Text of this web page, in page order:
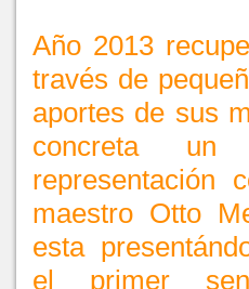
Año 2013
través de
aportes de sus
concreta un
representación
maestro Otto
esta
el primer